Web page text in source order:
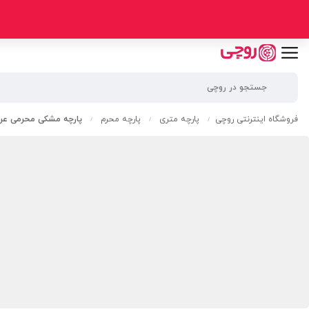
فروشگاه اینترنتی روچی / پارچه متری / پارچه محرم / پارچه مشکی محرمی